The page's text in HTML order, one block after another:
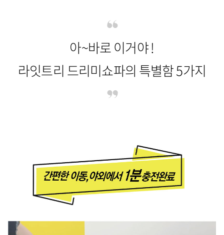
아~바로 이거야 !
라잇트리 드리미쇼파의 특별함 5가지